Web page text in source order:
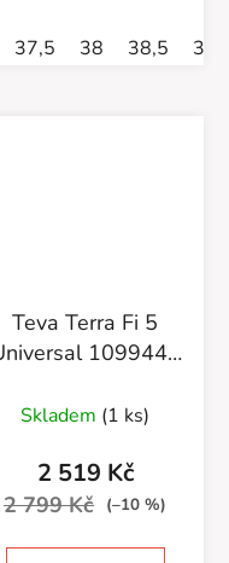
39,537,5 38 38,5 39
Teva Terra Fi 5
1099443
Manzanita/Deep
Skladem (1 ks)
2 519 Kč
2 799 Kč (–10 %)